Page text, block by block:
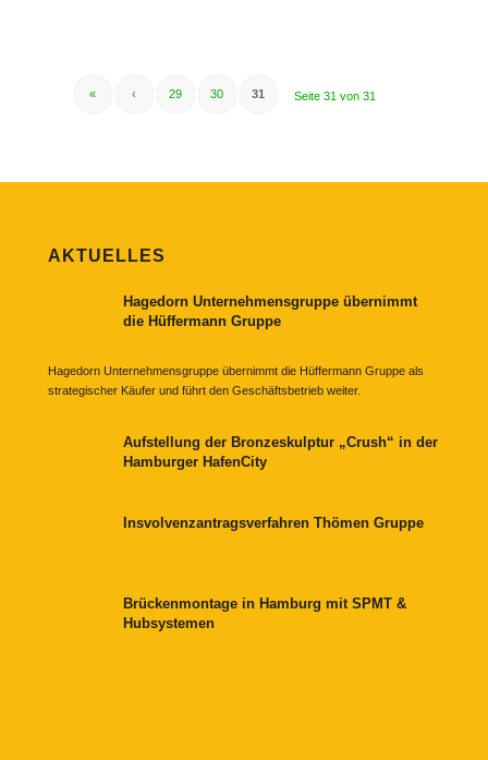
Seite 31 von 31
« ‹ 29 30 31
AKTUELLES
Hagedorn Unternehmensgruppe übernimmt
die Hüffermann Gruppe
Hagedorn Unternehmensgruppe übernimmt die Hüffermann Gruppe als
strategischer Käufer und führt den Geschäftsbetrieb weiter.
Aufstellung der Bronzeskulptur „Crush“ in der
Hamburger HafenCity
Insvolvenzantragsverfahren Thömen Gruppe
Brückenmontage in Hamburg mit SPMT &
Hubsystemen